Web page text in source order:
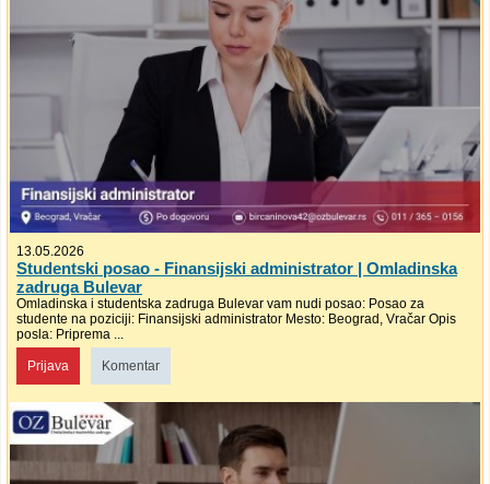
13.05.2026
Studentski posao - Finansijski administrator | Omladinska
zadruga Bulevar
Omladinska i studentska zadruga Bulevar vam nudi posao: Posao za
studente na poziciji: Finansijski administrator Mesto: Beograd, Vračar Opis
posla: Priprema ...
Prijava Komentar